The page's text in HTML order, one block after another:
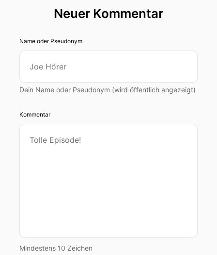
Neuer Kommentar
Name oder Pseudonym
Dein Name oder Pseudonym (wird öffentlich angezeigt)
Kommentar
Mindestens 10 Zeichen